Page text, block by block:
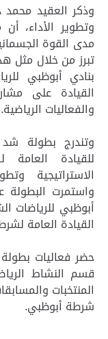
وذكر العقيد محمد
وتطوير الأداء،
مدى القوة
تبرز من خلال مثل
بنادي أبوظبي
القيادة على
والفعاليات الرياضية.
وتندرج بطولة
للقيادة
الاستراتيجية
واستمرت البطولة
القيادة العامة لشرطة
حضر فعاليات
قسم النشاط
المنتخبات
شرطة أبوظبي.